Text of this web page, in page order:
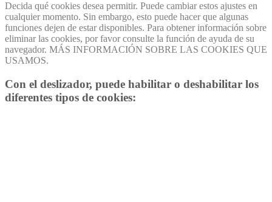
Decida qué cookies desea permitir. Puede cambiar estos ajustes en
cualquier momento. Sin embargo, esto puede hacer que algunas
funciones dejen de estar disponibles. Para obtener información sobre
eliminar las cookies, por favor consulte la función de ayuda de su
navegador. MÁS INFORMACIÓN SOBRE LAS COOKIES QUE
USAMOS.
Con el deslizador, puede habilitar o deshabilitar los
diferentes tipos de cookies: